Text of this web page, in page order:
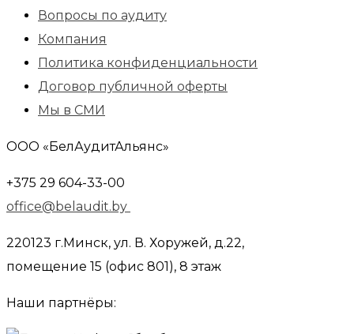
Вопросы по аудиту
Компания
Политика конфиденциальности
Договор публичной оферты
Мы в СМИ
ООО «БелАудитАльянс»
+375 29 604-33-00
office@belaudit.by
220123 г.Минск, ул. В. Хоружей, д.22,
помещение 15 (офис 801), 8 этаж
Наши партнёры: